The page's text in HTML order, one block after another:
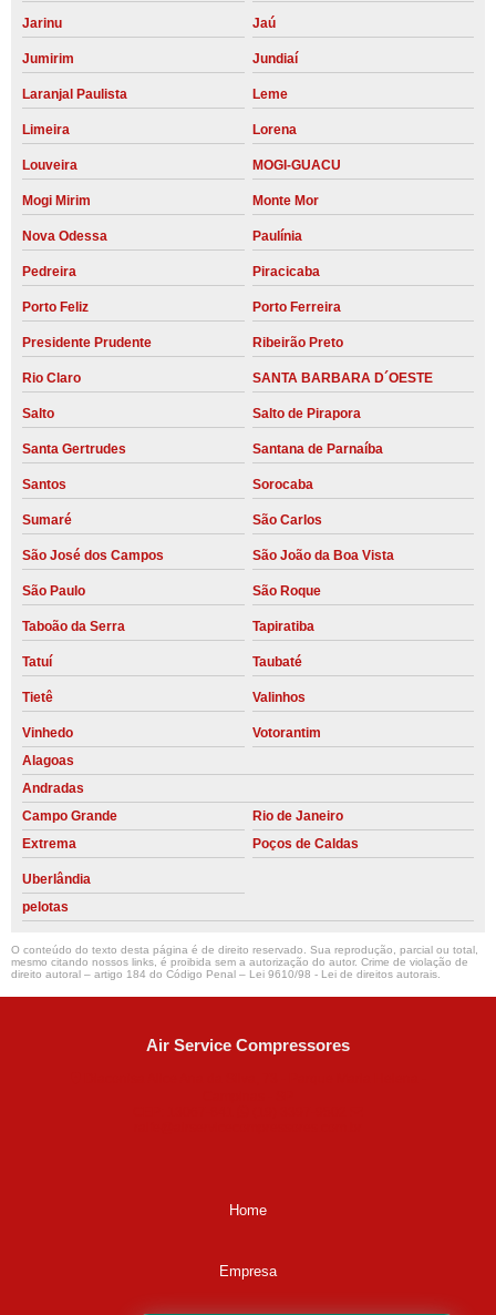
Jarinu Jaú
Jumirim Jundiaí
Laranjal Paulista Leme
Limeira Lorena
Louveira MOGI-GUACU
Mogi Mirim Monte Mor
Nova Odessa Paulínia
Pedreira Piracicaba
Porto Feliz Porto Ferreira
Presidente Prudente Ribeirão Preto
Rio Claro SANTA BARBARA D´OESTE
Salto Salto de Pirapora
Santa Gertrudes Santana de Parnaíba
Santos Sorocaba
Sumaré São Carlos
São José dos Campos São João da Boa Vista
São Paulo São Roque
Taboão da Serra Tapiratiba
Tatuí Taubaté
Tietê Valinhos
Vinhedo
Votorantim
Alagoas
Andradas
Campo Grande
Rio de Janeiro
Extrema
Poços de Caldas
Uberlândia
pelotas
O conteúdo do texto desta página é de direito reservado. Sua reprodução, parcial ou total,
mesmo citando nossos links, é proibida sem a autorização do autor. Crime de violação de
direito autoral – artigo 184 do Código Penal – Lei 9610/98 - Lei de direitos autorais.
Air Service Compressores
Home
Empresa